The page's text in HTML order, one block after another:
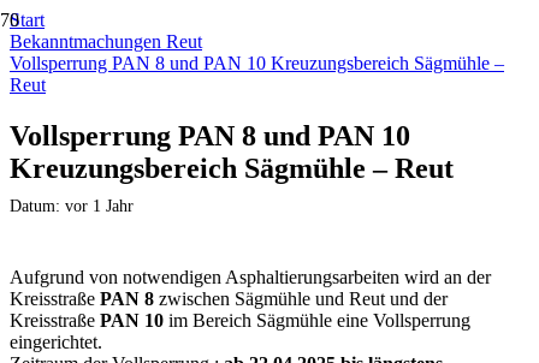
Start
Bekanntmachungen Reut
Vollsperrung PAN 8 und PAN 10 Kreuzungsbereich Sägmühle –
Reut
Vollsperrung PAN 8 und PAN 10
Kreuzungsbereich Sägmühle – Reut
Datum: vor 1 Jahr
Aufgrund von notwendigen Asphaltierungsarbeiten wird an der
Kreisstraße PAN 8 zwischen Sägmühle und Reut und der
Kreisstraße PAN 10 im Bereich Sägmühle eine Vollsperrung
eingerichtet.